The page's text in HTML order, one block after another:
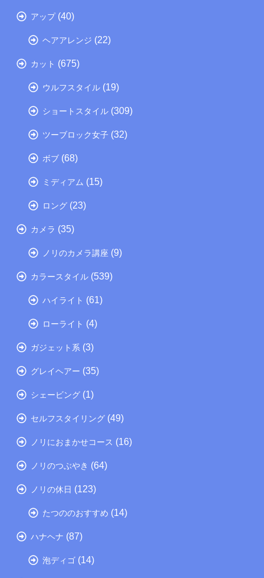
アップ(40)
ヘアアレンジ (22)
カット (675)
ウルフスタイル (19)
ショートスタイル (309)
ツーブロック女子 (32)
ボブ (68)
ミディアム (15)
ロング (23)
カメラ (35)
ノリのカメラ講座 (9)
カラースタイル (539)
ハイライト (61)
ローライト (4)
ガジェット系 (3)
グレイヘアー (35)
シェービング (1)
セルフスタイリング (49)
ノリにおまかせコース (16)
ノリのつぶやき (64)
ノリの休日 (123)
たつののおすすめ (14)
ハナヘナ (87)
泡ディゴ (14)